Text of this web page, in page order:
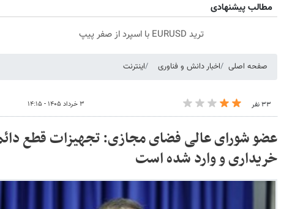
مطالب پیشنهادی
ترید EURUSD با اسپرد از صفر پیپ
صفحه اصلی اخبار دانش و فناوری اینترنت
۳۳ نفر ۳ خرداد ۱۴۰۵ - ۱۴:۱۵
عضو شورای عالی فضای مجازی: تجهیزات قطع
خریداری و وارد شده است